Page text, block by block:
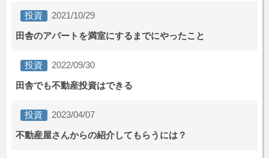
投資
2021/10/29
田舎のアパートを満室にするまでにやったこと
投資
2022/09/30
田舎でも不動産投資はできる
投資
2023/04/07
不動産屋さんからの紹介してもらうには？